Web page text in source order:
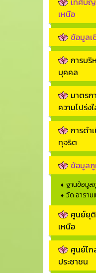
เหนือ
ข้อมูลเ
การบริ
บุคคล
มาตรก
ความโปร่ง
การดำ
ทุจริต
ข้อมูล
ฐานข้อมู
วัด อาราม
ศูนย์ยุ
เหนือ
ศูนย์ไ
ประชาชน